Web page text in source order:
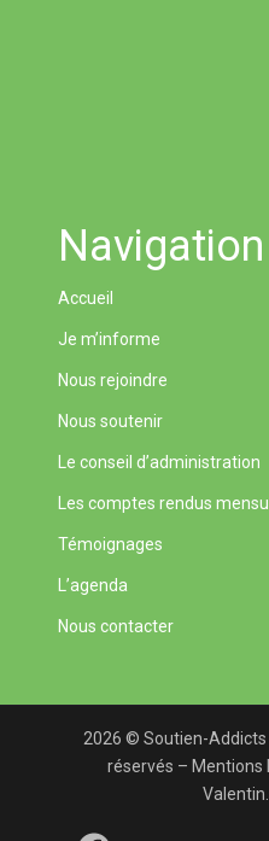
Navigation
Accueil
Je m’informe
Nous rejoindre
Nous soutenir
Le conseil d’administration
Les comptes rendus
Témoignages
L’agenda
Nous contacter
2026 © Soutien-
réservés – Mentions